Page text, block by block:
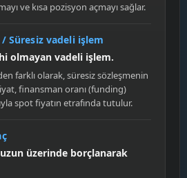
ve kısa pozisyon açmayı sağlar.
Süresiz vadeli işlem
olmayan vadeli işlem.
farklı olarak, süresiz sözleşmenin
finansman oranı (funding)
spot fiyatın etrafında tutulur.
üzerinde borçlanarak